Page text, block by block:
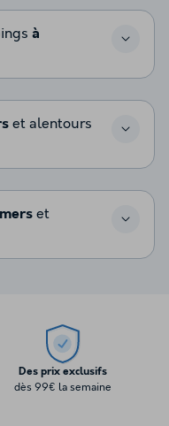
à
et alentours
et
Des prix exclusifs
dès 99€ la semaine